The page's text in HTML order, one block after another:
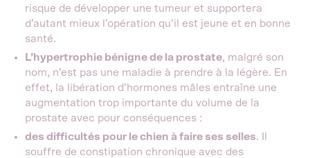
risque de développer une tumeur et supportera
d’autant mieux l’opération qu’il est jeune et en bonne
santé.
L’hypertrophie bénigne de la prostate, malgré son
nom, n’est pas une maladie à prendre à la légère. En
effet, la libération d’hormones mâles entraîne une
augmentation trop importante du volume de la
prostate avec pour conséquences :
des difficultés pour le chien à faire ses selles. Il
souffre de constipation chronique avec des